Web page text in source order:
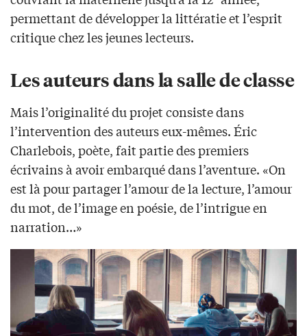
permettant de développer la littératie et l’esprit
critique chez les jeunes lecteurs.
Les auteurs dans la salle de classe
Mais l’originalité du projet consiste dans
l’intervention des auteurs eux-mêmes. Éric
Charlebois, poète, fait partie des premiers
écrivains à avoir embarqué dans l’aventure. «On
est là pour partager l’amour de la lecture, l’amour
du mot, de l’image en poésie, de l’intrigue en
narration…»